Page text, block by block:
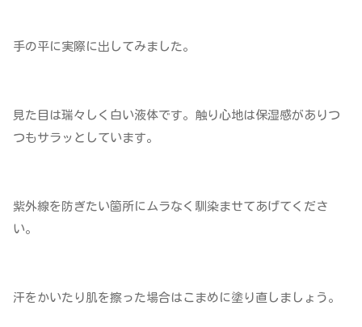
手の平に実際に出してみました。
見た目は瑞々しく白い液体です。触り心地は保湿感がありつ
つもサラッとしています。
紫外線を防ぎたい箇所にムラなく馴染ませてあげてくださ
い。
汗をかいたり肌を擦った場合はこまめに塗り直しましょう。